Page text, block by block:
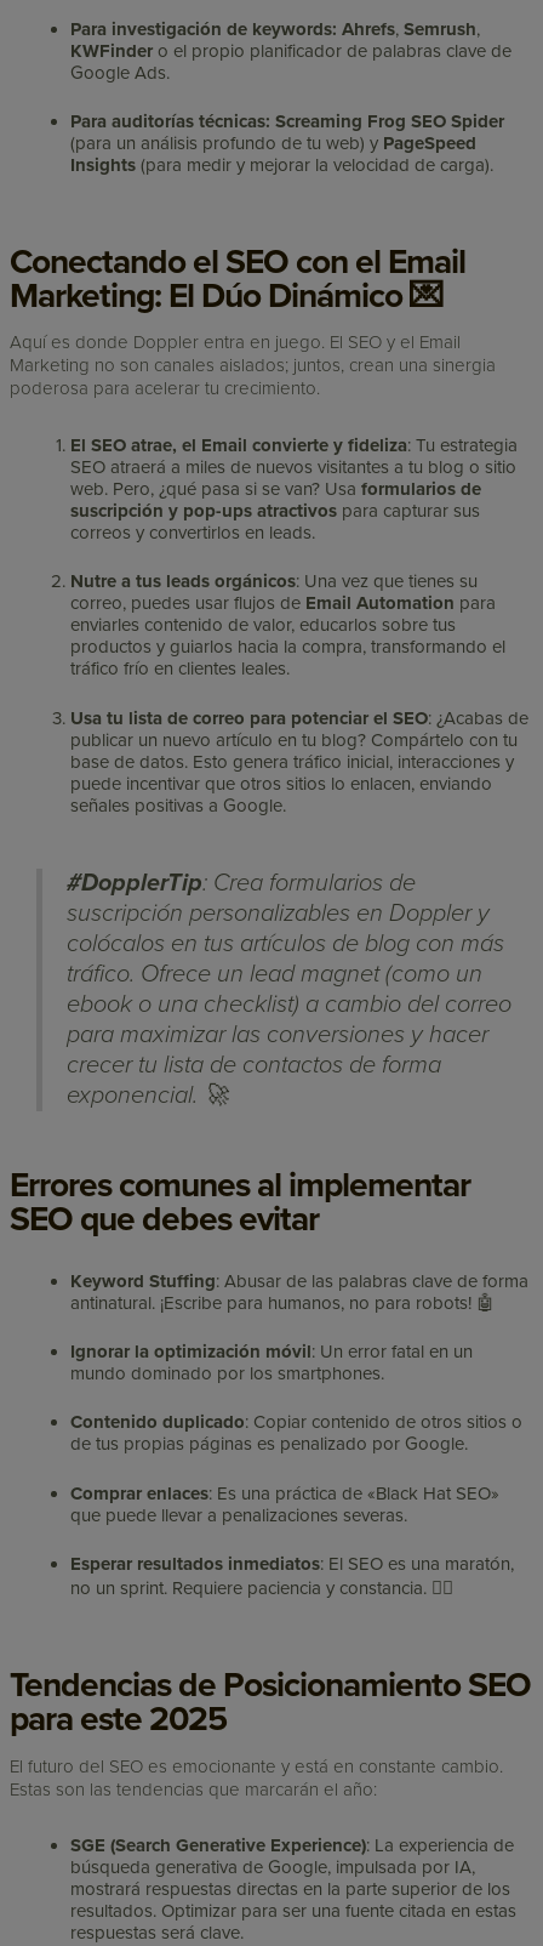
Para investigación de keywords: Ahrefs,Semrush,
KWFinder o el propio planificador de palabras clave de
Google Ads.
Para auditorías técnicas: Screaming Frog SEO Spider
(para un análisis profundo de tu web) y PageSpeed
Insights (para medir y mejorar la velocidad de carga).
Conectando el SEO con el Email
Marketing: El Dúo Dinámico 💌
Aquí es donde Doppler entra en juego. El SEO y el Email
Marketing no son canales aislados; juntos, crean una sinergia
poderosa para acelerar tu crecimiento.
El SEO atrae, el Email convierte y fideliza: Tu estrategia
SEO atraerá a miles de nuevos visitantes a tu blog o sitio
web. Pero, ¿qué pasa si se van? Usaformularios de
suscripción y pop-ups atractivos para capturar sus
correos y convertirlos en leads.
Nutre a tus leads orgánicos: Una vez que tienes su
correo, puedes usar flujos de Email Automation para
enviarles contenido de valor, educarlos sobre tus
productos y guiarlos hacia la compra, transformando el
tráfico frío en clientes leales.
Usa tu lista de correo para potenciar el SEO: ¿Acabas de
publicar un nuevo artículo en tu blog? Compártelo con tu
base de datos. Esto genera tráfico inicial, interacciones y
puede incentivar que otros sitios lo enlacen, enviando
señales positivas a Google.
#DopplerTip: Crea formularios de
suscripción personalizables en Doppler y
colócalos en tus artículos de blog con más
tráfico. Ofrece un lead magnet (como un
ebook o una checklist) a cambio del correo
para maximizar las conversiones y hacer
crecer tu lista de contactos de forma
exponencial. 🚀
Errores comunes al implementar
SEO que debes evitar
Keyword Stuffing: Abusar de las palabras clave de forma
antinatural. ¡Escribe para humanos, no para robots! 🤖
Ignorar la optimización móvil: Un error fatal en un
mundo dominado por los smartphones.
Contenido duplicado: Copiar contenido de otros sitios o
de tus propias páginas es penalizado por Google.
Comprar enlaces: Es una práctica de «Black Hat SEO»
que puede llevar a penalizaciones severas.
Esperar resultados inmediatos: El SEO es una maratón,
no un sprint. Requiere paciencia y constancia. 🏃‍♀️
Tendencias de Posicionamiento SEO
para este 2025
El futuro del SEO es emocionante y está en constante cambio.
Estas son las tendencias que marcarán el año:
SGE (Search Generative Experience): La experiencia de
búsqueda generativa de Google, impulsada por IA,
mostrará respuestas directas en la parte superior de los
resultados. Optimizar para ser una fuente citada en estas
respuestas será clave.